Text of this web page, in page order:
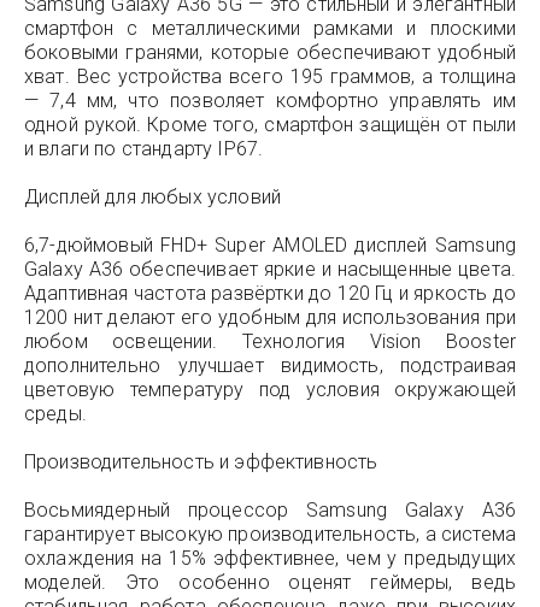
смартфон с металлическими рамками и плоскими
боковыми гранями, которые обеспечивают удобный
хват. Вес устройства всего 195 граммов, а толщина
— 7,4 мм, что позволяет комфортно управлять им
одной рукой. Кроме того, смартфон защищён от пыли
и влаги по стандарту IP67.
Дисплей для любых условий
6,7-дюймовый FHD+ Super AMOLED дисплей Samsung
Galaxy A36 обеспечивает яркие и насыщенные цвета.
Адаптивная частота развёртки до 120 Гц и яркость до
1200 нит делают его удобным для использования при
любом освещении. Технология Vision Booster
дополнительно улучшает видимость, подстраивая
цветовую температуру под условия окружающей
среды.
Производительность и эффективность
Восьмиядерный процессор Samsung Galaxy A36
гарантирует высокую производительность, а система
охлаждения на 15% эффективнее, чем у предыдущих
моделей. Это особенно оценят геймеры, ведь